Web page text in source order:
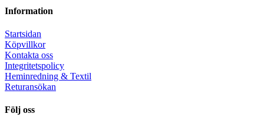
Information
Startsidan
Köpvillkor
Kontakta oss
Integritetspolicy
Heminredning & Textil
Returansökan
Följ oss